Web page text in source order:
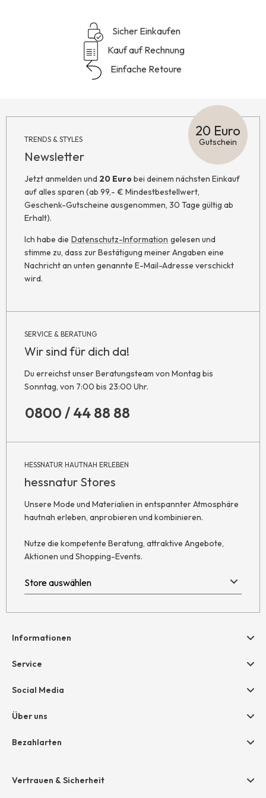
Sicher Einkaufen
Kauf auf Rechnung
Einfache Retoure
TRENDS & STYLES
Newsletter
20 Euro
Gutschein
Jetzt anmelden und 20 Eurobei deinem nächsten Einkauf
auf alles sparen (ab 99,- € Mindestbestellwert,
Geschenk-Gutscheine ausgenommen, 30 Tage gültig ab
Erhalt).
Ich habe die Datenschutz-Information gelesen und
stimme zu, dass zur Bestätigung meiner Angaben eine
Nachricht an unten genannte E-Mail-Adresse verschickt
wird.
SERVICE & BERATUNG
Wir sind für dich da!
Du erreichst unser Beratungsteam von Montag bis
Sonntag, von 7:00 bis 23:00 Uhr.
0800 / 44 88 88
HESSNATUR HAUTNAH ERLEBEN
hessnatur Stores
Unsere Mode und Materialien in entspannter Atmosphäre
hautnah erleben, anprobieren und kombinieren.
Nutze die kompetente Beratung, attraktive Angebote,
Aktionen und Shopping-Events.
Informationen
Hilfe & Kontakt
Retoure
AGB
Datenschutz
Service
Geschenkgutscheine
Größentabelle
Social Media
Über uns
Unternehmen
Bezahlarten
Amazon Pay
Vertrauen & Sicherheit